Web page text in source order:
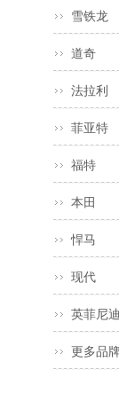
雪铁龙
道奇
法拉利
菲亚特
福特
本田
悍马
现代
英菲尼迪
更多品牌